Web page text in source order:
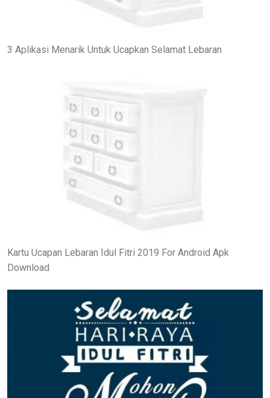
3 Aplikasi Menarik Untuk Ucapkan Selamat Lebaran
Kartu Ucapan Lebaran Idul Fitri 2019 For Android Apk
Download